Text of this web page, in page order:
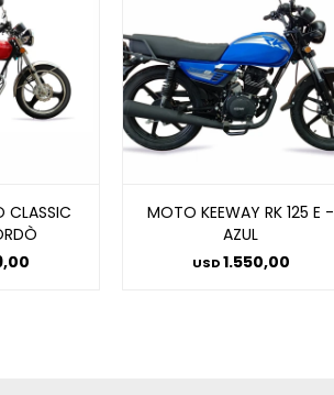
CLASSIC
MOTO KEEWAY RK 125 E -
AZUL
USD1.550,00